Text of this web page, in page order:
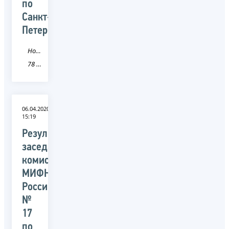
по
Санкт-
Петербургу)
Новость
78 Санкт-Петербург
06.04.2020
15:19
Результаты
заседания
комиссии
МИФНС
России
№
17